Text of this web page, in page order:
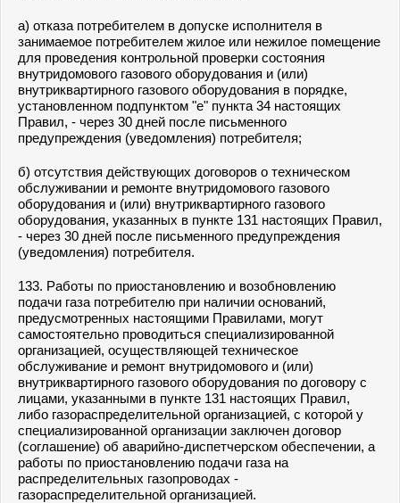
а) отказа потребителем в допуске исполнителя в
занимаемое потребителем жилое или нежилое помещение
для проведения контрольной проверки состояния
внутридомового газового оборудования и (или)
внутриквартирного газового оборудования в порядке,
установленном подпунктом "е" пункта 34 настоящих
Правил, - через 30 дней после письменного
предупреждения (уведомления) потребителя;
б) отсутствия действующих договоров о техническом
обслуживании и ремонте внутридомового газового
оборудования и (или) внутриквартирного газового
оборудования, указанных в пункте 131 настоящих Правил,
- через 30 дней после письменного предупреждения
(уведомления) потребителя.
133. Работы по приостановлению и возобновлению
подачи газа потребителю при наличии оснований,
предусмотренных настоящими Правилами, могут
самостоятельно проводиться специализированной
организацией, осуществляющей техническое
обслуживание и ремонт внутридомового и (или)
внутриквартирного газового оборудования по договору с
лицами, указанными в пункте 131 настоящих Правил,
либо газораспределительной организацией, с которой у
специализированной организации заключен договор
(соглашение) об аварийно-диспетчерском обеспечении, а
работы по приостановлению подачи газа на
распределительных газопроводах -
газораспределительной организацией.